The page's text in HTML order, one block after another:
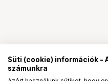
Süti (cookie) információk -
számunkra